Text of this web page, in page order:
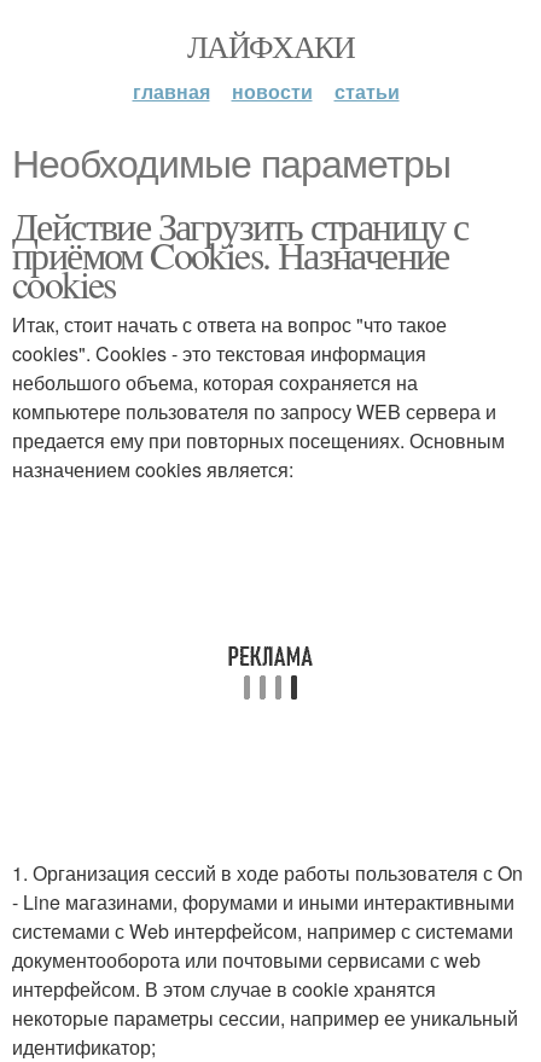
ЛАЙФХАКИ
главная новости статьи
Необходимые параметры
Действие Загрузить страницу с
приёмом Cookies. Назначение
cookies
Итак, стоит начать с ответа на вопрос "что такое
cookies". Cookies - это текстовая информация
небольшого объема, которая сохраняется на
компьютере пользователя по запросу WEB сервера и
предается ему при повторных посещениях. Основным
назначением cookies является:
1. Организация сессий в ходе работы пользователя с On
- Line магазинами, форумами и иными интерактивными
системами с Web интерфейсом, например с системами
документооборота или почтовыми сервисами с web
интерфейсом. В этом случае в cookie хранятся
некоторые параметры сессии, например ее уникальный
идентификатор;